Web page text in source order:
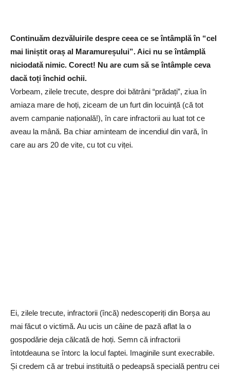
Continuăm dezvăluirile despre ceea ce se întâmplă în “cel
mai liniștit oraș al Maramureșului”. Aici nu se întâmplă
niciodată nimic. Corect! Nu are cum să se întâmple ceva
dacă toți închid ochii.
Vorbeam, zilele trecute, despre doi bătrâni “prădați”, ziua în
amiaza mare de hoți, ziceam de un furt din locuință (că tot
avem campanie națională!), în care infractorii au luat tot ce
aveau la mână. Ba chiar aminteam de incendiul din vară, în
care au ars 20 de vite, cu tot cu viței.
Ei, zilele trecute, infractorii (încă) nedescoperiți din Borșa au
mai făcut o victimă. Au ucis un câine de pază aflat la o
gospodărie deja călcată de hoți. Semn că infractorii
întotdeauna se întorc la locul faptei. Imaginile sunt execrabile.
Și credem că ar trebui instituită o pedeapsă specială pentru cei